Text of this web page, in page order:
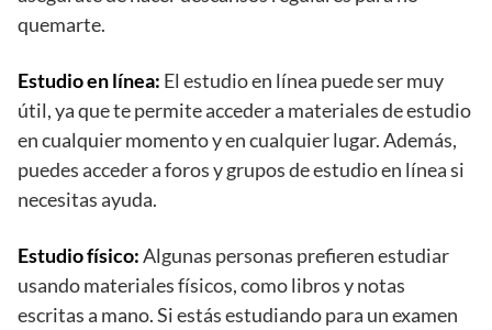
quemarte.
Estudio en línea: El estudio en línea puede ser muy
útil, ya que te permite acceder a materiales de estudio
en cualquier momento y en cualquier lugar. Además,
puedes acceder a foros y grupos de estudio en línea si
necesitas ayuda.
Estudio físico:Algunas personas prefieren estudiar
usando materiales físicos, como libros y notas
escritas a mano. Si estás estudiando para un examen